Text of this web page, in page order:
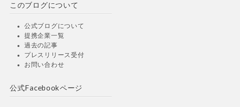
このブログについて
公式ブログについて
提携企業一覧
過去の記事
プレスリリース受付
お問い合わせ
公式Facebookページ